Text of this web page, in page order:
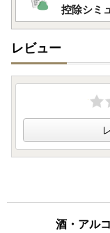
控除シミ
レビュー
酒・アル